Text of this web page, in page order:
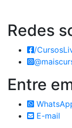
Redes
/
Entre
E-mail